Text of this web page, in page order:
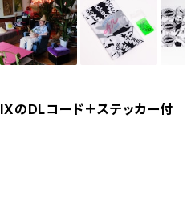
のDLコード＋ステッカー付